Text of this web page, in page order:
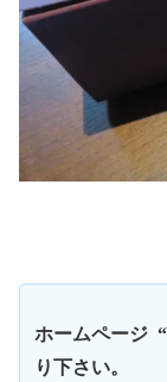
ホームページ “
り下さい。